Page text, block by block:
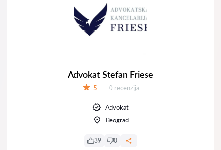
Advokat Stefan Friese
5 Recenzija:
0 recenzija
Advokat
Beograd
39 0